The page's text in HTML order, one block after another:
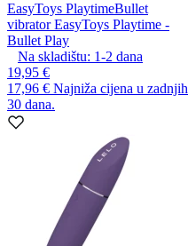
EasyToys PlaytimeBullet
vibrator EasyToys Playtime -
Bullet Play
Na skladištu: 1-2 dana
19,95 €
17,96 € Najniža cijena u zadnjih
30 dana.